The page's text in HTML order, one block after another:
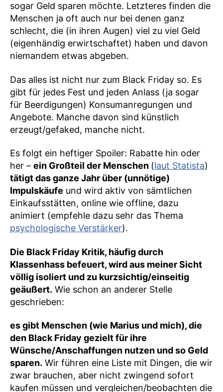
sogar Geld sparen möchte. Letzteres finden die
Menschen ja oft auch nur bei denen ganz
schlecht, die (in ihren Augen) viel zu viel Geld
(eigenhändig erwirtschaftet) haben und davon
niemandem etwas abgeben.
Das alles ist nicht nur zum Black Friday so. Es
gibt für jedes Fest und jeden Anlass (ja sogar
für Beerdigungen) Konsumanregungen und
Angebote. Manche davon sind künstlich
erzeugt/gefaked, manche nicht.
Es folgt ein heftiger Spoiler: Rabatte hin oder
her – ein Großteil der Menschen (laut Statista)
tätigt das ganze Jahr über (unnötige)
Impulskäufe und wird aktiv von sämtlichen
Einkaufsstätten, online wie offline, dazu
animiert (empfehle dazu sehr das Thema
psychologische Verstärker).
Die Black Friday Kritik, häufig durch
Klassenhass befeuert, wird aus meiner Sicht
völlig isoliert und zu kurzsichtig/einseitig
geäußert. Wie schon an anderer Stelle
geschrieben:
es gibt Menschen (wie Marius und mich), die
den Black Friday gezielt für ihre
Wünsche/Anschaffungen nutzen und so Geld
sparen. Wir führen eine Liste mit Dingen, die wir
zwar brauchen, aber nicht zwingend sofort
kaufen müssen und vergleichen/beobachten die